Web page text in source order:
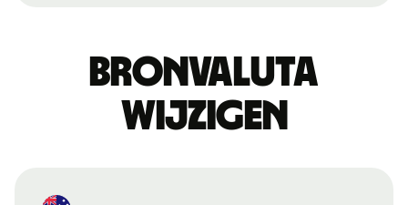
Bronvaluta
wijzigen